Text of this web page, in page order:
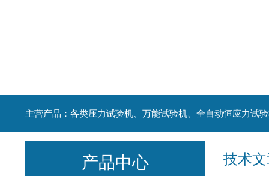
主营产品：各类压力试验机、万能试验机、全自动恒应力试
技术
产品中心